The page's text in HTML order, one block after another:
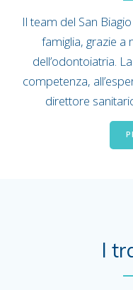
Il team del San
famiglia, grazie a
dell’odontoiatria.
competenza,
direttore
I